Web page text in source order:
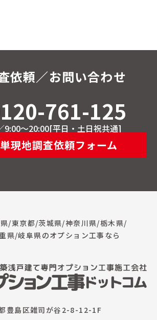
依頼／お問い合わせ
761-125
9:00～20:00[平日・土日祝共通]
現地調査依頼フォーム
/東京都/茨城県/神奈川県/栃木県/
県/岐阜県のオプション工事なら
豊島区雑司が谷2-8-12-1F